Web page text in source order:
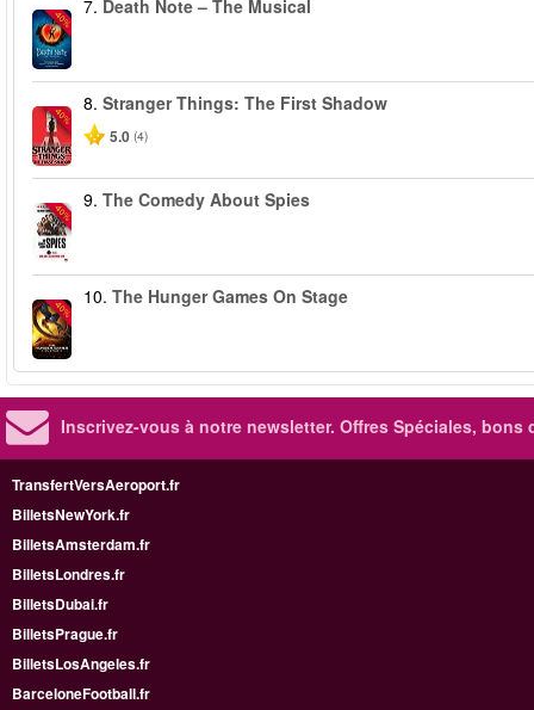
-40%
7. Death Note – The Musical
-40%
8. Stranger Things: The First Shadow
5.0 (4)
-40%
9. The Comedy About Spies
-40%
10. The Hunger Games On Stage
Inscrivez-vous à notre newsletter. Offres Spéciales, bons
TransfertVersAeroport.fr
BilletsNewYork.fr
BilletsAmsterdam.fr
BilletsLondres.fr
BilletsDubai.fr
BilletsPrague.fr
BilletsLosAngeles.fr
BarceloneFootball.fr